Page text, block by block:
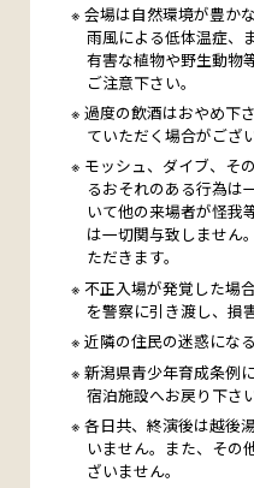
会場は自然環境が豊か
雨風による低体温症、
有害な植物や野生動物
ご注意下さい。
過度の飲酒はおやめ下
ていただく場合がござ
モッシュ、ダイブ、そ
るおそれのある行為は
いて他の来場者が怪我
は一切関与致しません
ただきます。
不正入場が発覚した場
を警察に引き渡し、損
近隣の住民の迷惑にな
新潟県青少年育成条例
宿泊施設へお戻り下さい
各日共、終演後は越後
いません。また、その
ざいません。